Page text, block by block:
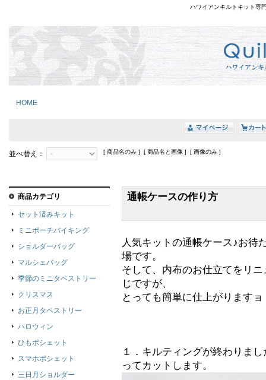
ハワイアンキルトキット専
HOME
並べ替え： [ 商品名のみ ] [ 商品名と画像 ] [ 画像のみ ]
通帳ケースの作り方
人気キットの通帳ケース♪お待
場です。
そして、内布のお仕立てをリ
じですが、
とっても簡単に仕上がります
１．キルティングが終わりま
ってカットします。
商品カテゴリ
セット済みキット
ミニポーチバイキング
ショルダーバッグ
マルシェバッグ
季節のミニタペストリー
クリスマス
お正月タペストリー
ハロウィン
ひもポシェット
スマホポシェット
三日月ショルダー